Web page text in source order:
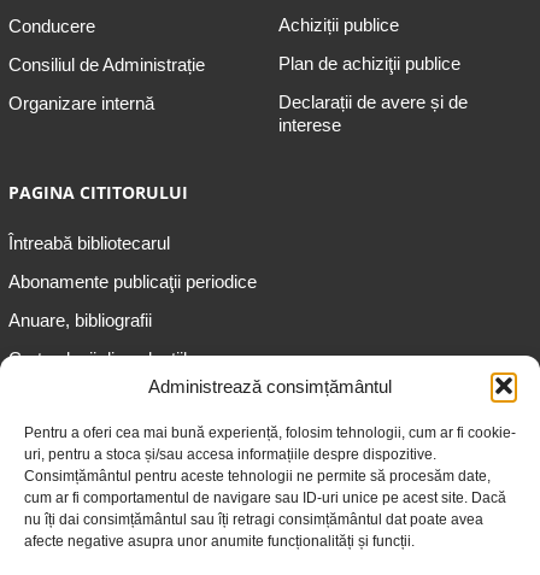
Administrează consimțământul
Pentru a oferi cea mai bună experiență, folosim tehnologii, cum ar fi cookie-
uri, pentru a stoca și/sau accesa informațiile despre dispozitive.
Consimțământul pentru aceste tehnologii ne permite să procesăm date,
cum ar fi comportamentul de navigare sau ID-uri unice pe acest site. Dacă
nu îți dai consimțământul sau îți retragi consimțământul dat poate avea
afecte negative asupra unor anumite funcționalități și funcții.
Conducere
Consiliul de Administrație
Organizare internă
Achiziții publice
Plan de achiziţii publice
Declarații de avere și de
interese
PAGINA CITITORULUI
Întreabă bibliotecarul
Abonamente publicaţii periodice
Anuare, bibliografii
Cartea lunii din colecțiile
Informații pentru adolescenți
Informații pentru adulți
Informații pentru seniori